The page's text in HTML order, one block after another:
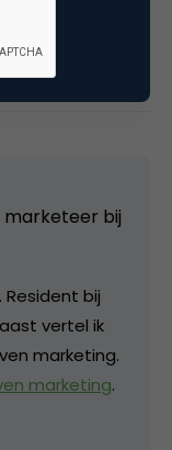
bij
. Resident bij
vertel ik
marketing.
marketing.